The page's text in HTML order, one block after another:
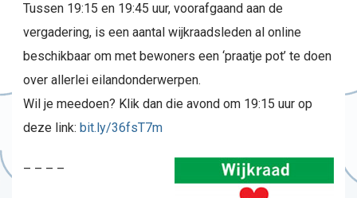
Tussen 19:15 en 19:45 uur, voorafgaand aan de
vergadering, is een aantal wijkraadsleden al online
beschikbaar om met bewoners een ‘praatje pot’ te doen
over allerlei eilandonderwerpen.
Wil je meedoen? Klik dan die avond om 19:15 uur op
deze link: bit.ly/36fsT7m
– – – –